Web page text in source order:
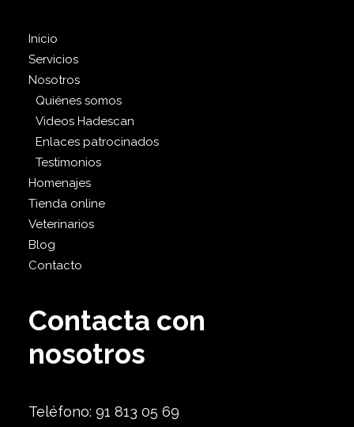
Inicio
Servicios
Nosotros
Quiénes somos
Videos Hadescan
Enlaces patrocinados
Testimonios
Homenajes
Tienda online
Veterinarios
Blog
Contacto
Contacta con
nosotros
Teléfono: 91 813 05 69